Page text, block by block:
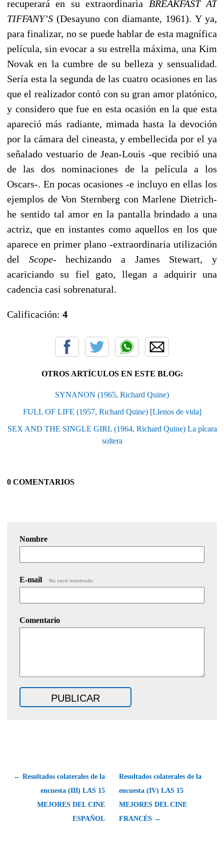
recuperará en su extraordinaria BREAKFAST AT
TIFFANY’S (Desayuno con diamante, 1961). Y ya,
para finalizar, no se puede hablar de esta magnífica
película, sin evocar a su estrella máxima, una Kim
Novak en la cumbre de su belleza y sensualidad.
Sería esta la segunda de las cuatro ocasiones en las
que el realizador contó con su gran amor platónico,
y considero que fue en esta ocasión en la que esta
apareció más radiante, mimada hasta la devoción
por la cámara del cineasta, y embellecida por el ya
señalado vestuario de Jean-Louis -que recibió una
de las dos nominaciones de la película a los
Oscars-. En pocas ocasiones -e incluyo en ellas los
ejemplos de Von Sternberg con Marlene Dietrich-
he sentido tal amor en la pantalla brindado a una
actriz, que en instantes como aquellos en los que
aparece en primer plano -extraordinaria utilización
del Scope- hechizando a James Stewart, y
acariciando su fiel gato, llegan a adquirir una
cadencia casi sobrenatural.
Calificación: 4
OTROS ARTÍCULOS EN ESTE BLOG:
SYNANON (1965, Richard Quine)
FULL OF LIFE (1957, Richard Quine) [Llenos de vida]
SEX AND THE SINGLE GIRL (1964, Richard Quine) La pícara
soltera
0 COMENTARIOS
Nombre
E-mail No será mostrado.
Comentario
← Resultados colaterales de la
encuesta (III) LAS 15
MEJORES DEL CINE
ESPAÑOL
Resultados colaterales de la
encuesta (IV) LAS 15
MEJORES DEL CINE
FRANCÉS →